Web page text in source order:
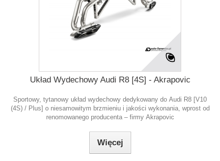
Układ Wydechowy Audi R8 [4S] - Akrapovic
Sportowy, tytanowy układ wydechowy dedykowany do Audi R8 [V10
(4S) / Plus] o niesamowitym brzmieniu i jakości wykonania, wprost od
renomowanego producenta – firmy Akrapovic
Więcej